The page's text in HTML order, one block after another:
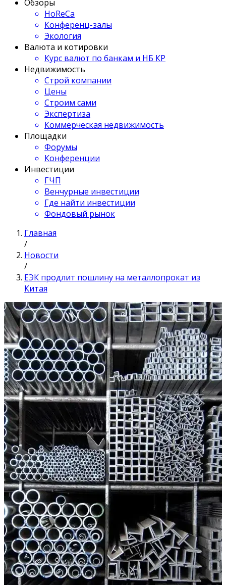
Обзоры
HoReCa
Конференц-залы
Экология
Валюта и котировки
Курс валют по банкам и НБ КР
Недвижимость
Строй компании
Цены
Строим сами
Экспертиза
Коммерческая недвижимость
Площадки
Форумы
Конференции
Инвестиции
ГЧП
Венчурные инвестиции
Где найти инвестиции
Фондовый рынок
Главная
/
Новости
/
ЕЭК продлит пошлину на металлопрокат из
Китая